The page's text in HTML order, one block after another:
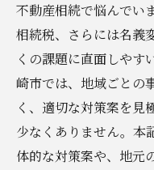
不動産相続で悩んでい
相続税、さらには名義
くの課題に直面しやす
崎市では、地域ごとの
く、適切な対策案を見
少なくありません。本
体的な対策案や、地元